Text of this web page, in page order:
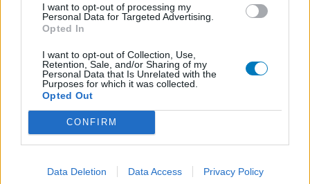
I want to opt-out of processing my
Personal Data for Targeted Advertising.
Opted In
I want to opt-out of Collection, Use,
Retention, Sale, and/or Sharing of my
Personal Data that Is Unrelated with the
Purposes for which it was collected.
Opted Out
CONFIRM
Data Deletion Data Access Privacy Policy